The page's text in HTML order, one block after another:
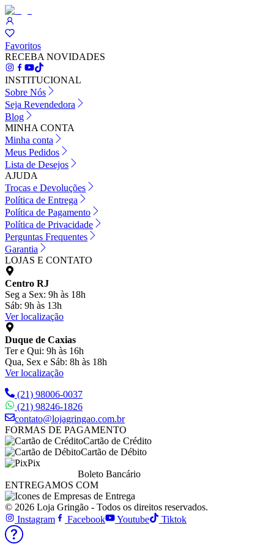
Favoritos
RECEBA NOVIDADES
INSTITUCIONAL
Sobre Nós
Seja Revendedora
Blog
MINHA CONTA
Minha conta
Meus Pedidos
Lista de Desejos
AJUDA
Trocas e Devoluções
Política de Entrega
Política de Pagamento
Política de Privacidade
Perguntas Frequentes
Garantia
LOJAS E CONTATO
Centro RJ
Seg a Sex: 9h às 18h
Sáb: 9h às 13h
Ver localização
Duque de Caxias
Ter e Qui: 9h às 16h
Qua, Sex e Sáb: 8h às 18h
Ver localização
(21) 98006-0037
(21) 98246-1826
contato@lojagringao.com.br
FORMAS DE PAGAMENTO
Cartão de Crédito
Cartão de Débito
Pix
Boleto Bancário
ENTREGAMOS COM
© 2026 Loja Gringão - Todos os direitos reservados.
Instagram
Facebook Youtube Tiktok